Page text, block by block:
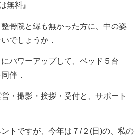
無料』
骨院と縁も無かった方に、中の姿
でしょうか．
パワーアップして、ベッド５台
伴．
・撮影・挨拶・受付と、サポート
トですが、今年は７ /２ (日 )の、私の